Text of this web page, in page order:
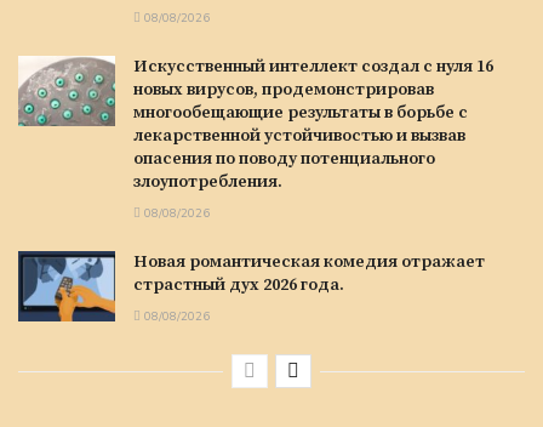
08/08/2026
Искусственный интеллект создал с нуля 16
новых вирусов, продемонстрировав
многообещающие результаты в борьбе с
лекарственной устойчивостью и вызвав
опасения по поводу потенциального
злоупотребления.
08/08/2026
Новая романтическая комедия отражает
страстный дух 2026 года.
08/08/2026